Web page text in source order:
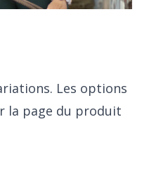
Les options
la page du produit